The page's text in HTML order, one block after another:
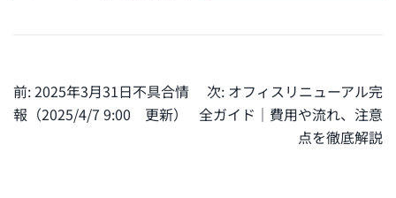
投
稿
前:2025年3月31日不具合情
報（2025/4/7 9:00 更新）
次: オフィスリニューアル完
全ガイド｜費用や流れ、注意
点を徹底解説